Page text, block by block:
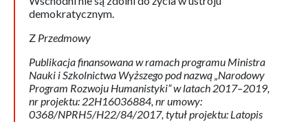
demokratycznym.
Z Przedmowy
Publikacja finansowana w ramach programu Ministra
Nauki i Szkolnictwa Wyższego pod nazwą „Narodowy
Program Rozwoju Humanistyki” w latach 2017–2019,
nr projektu: 22H16036884, nr umowy:
0368/NPRH5/H22/84/2017, tytuł projektu: Latopis